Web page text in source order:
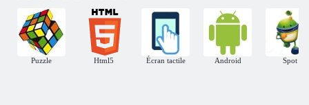
Puzzle Html5 Écran tactile Android Spot